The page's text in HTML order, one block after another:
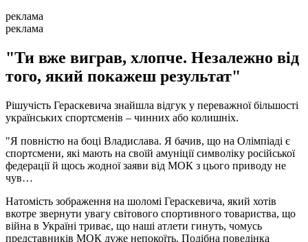
реклама
реклама
"Ти вже виграв, хлопче. Незалежно від
того, який покажеш результат"
Рішучість Гераскевича знайшла відгук у переважної більшості
українських спортсменів – чинних або колишніх.
"Я повністю на боці Владислава. Я бачив, що на Олімпіаді є
спортсмени, які мають на своїй амуніції символіку російської
федерації й щось жодної заяви від МОК з цього приводу не
чув…
Натомість зображення на шоломі Гераскевича, який хотів
вкотре звернути увагу світового спортивного товариства, що
війна в Україні триває, що наші атлети гинуть, чомусь
представників МОК дуже непокоїть. Подібна поведінка